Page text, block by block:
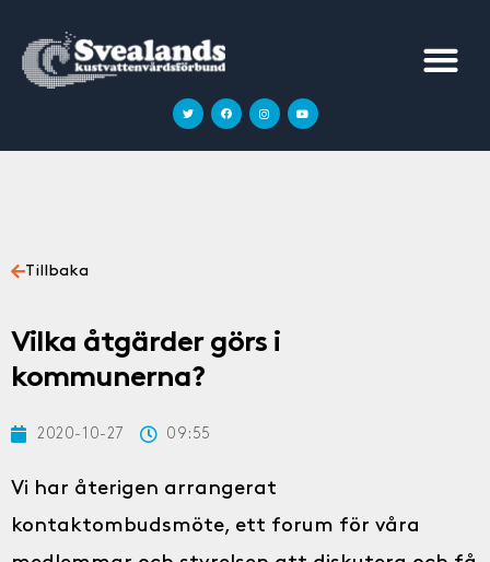
Tillbaka
Vilka åtgärder görs i
kommunerna?
2020-10-27 09:55
Vi har återigen arrangerat
kontaktombudsmöte, ett forum för våra